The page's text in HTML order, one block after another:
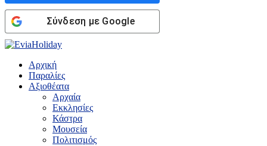
Σύνδεση με Google
Αρχική
Παραλίες
Αξιοθέατα
Αρχαία
Εκκλησίες
Κάστρα
Μουσεία
Πολιτισμός